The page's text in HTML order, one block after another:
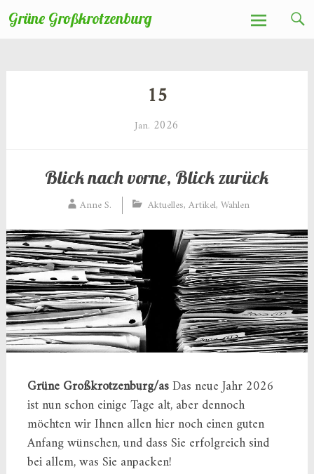
Zum
Inhalt
Grüne Großkrotzenburg
15
Jan. 2026
Blick nach vorne, Blick zurück
Anne S. Aktuelles, Artikel, Wahlen
Grüne Großkrotzenburg/asDas neue Jahr 2026
ist nun schon einige Tage alt, aber dennoch
möchten wir Ihnen allen hier noch einen guten
Anfang wünschen, und dass Sie erfolgreich sind
bei allem, was Sie anpacken!